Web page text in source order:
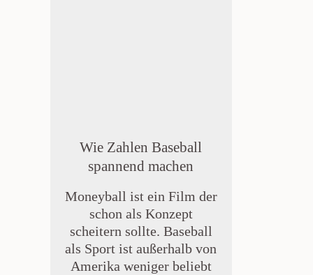
Wie Zahlen Baseball
spannend machen
Moneyball ist ein Film der
schon als Konzept
scheitern sollte. Baseball
als Sport ist außerhalb von
Amerika weniger beliebt